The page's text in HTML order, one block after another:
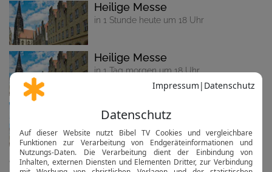
Heilige Messe
in 1 Stunde heute um 18 Uhr
Heilige Messe
in 1 Tag morgen um 18 Uhr
Heilige Messe
in 2 Tagen am Sa um 18 Uhr
alle anzeigen...